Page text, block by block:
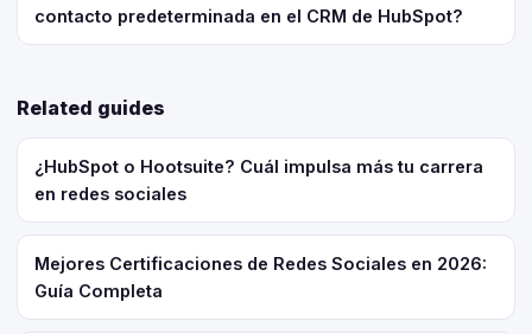
contacto predeterminada en el CRM de HubSpot?
Related guides
¿HubSpot o Hootsuite? Cuál impulsa más tu carrera
en redes sociales
Mejores Certificaciones de Redes Sociales en 2026:
Guía Completa